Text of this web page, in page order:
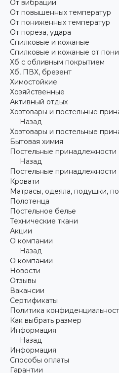
От вибрации
От повышенных температур
От пониженных температур
От пореза, удара
Спилковые и кожаные
Спилковые и кожаные от
Хб с обливным покрытием
Хб, ПВХ, брезент
Химостойкие
Хозяйственные
Активный отдых
Хозтовары и постельные
Назад
Хозтовары и постельные
Бытовая химия
Постельные принадлежности
Назад
Постельные принадлежности
Кровати
Матрасы, одеяла, подушки,
Полотенца
Постельное белье
Технические ткани
Акции
О компании
Назад
О компании
Новости
Отзывы
Вакансии
Сертификаты
Политика
Как выбрать размер
Информация
Назад
Информация
Способы оплаты
Гарантии